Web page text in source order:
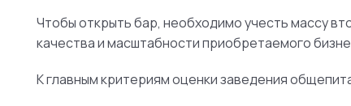
Чтобы открыть бар, необходимо учесть массу
качества и масштабности приобретаемого
К главным критериям оценки заведения